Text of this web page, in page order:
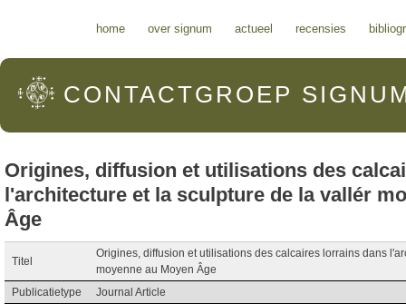
home over signum actueel recensies
CONTACTGROEP
Origines, diffusion et utilisations des
l'architecture et la sculpture de la vallér
Âge
Titel
Origines, diffusion et utilisations des calcaires lorrains dans
moyenne au Moyen Âge
Publicatietype
Journal Article